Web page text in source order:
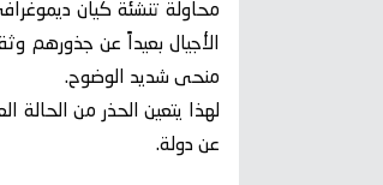
محاولة تنشئة كيان
الأجيال بعيداً عن جذورهم
منحى شديد الوضوح.
لهذا يتعين الحذر من
عن دولة.